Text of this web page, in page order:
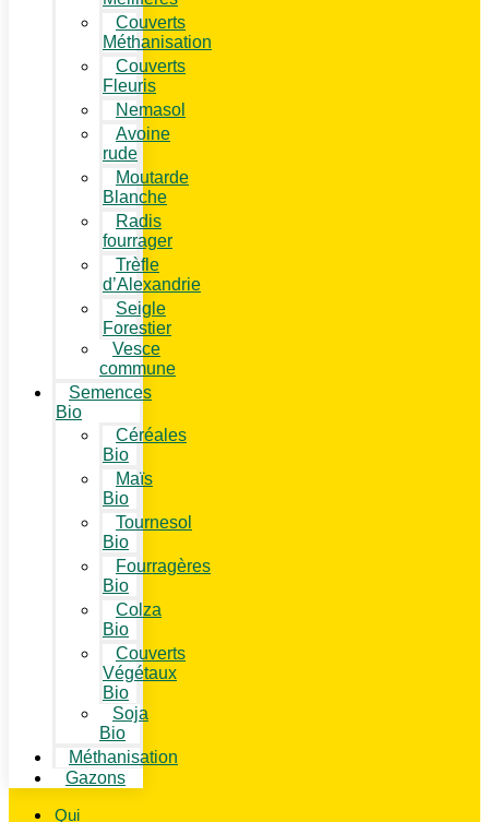
Couverts
Méthanisation
Couverts
Fleuris
Nemasol
Avoine
rude
Moutarde
Blanche
Radis
fourrager
Trèfle
d’Alexandrie
Seigle
Forestier
Vesce
commune
Semences
Bio
Céréales
Bio
Maïs
Bio
Tournesol
Bio
Fourragères
Bio
Colza
Bio
Couverts
Végétaux
Bio
Soja
Bio
Méthanisation
Gazons
Qui